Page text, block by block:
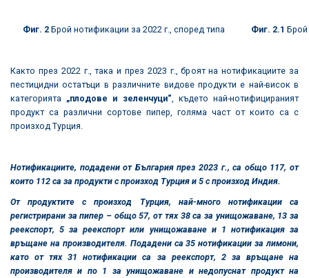
Фиг. 2 Брой нотификации за 2022 г., според типа Фиг. 2.1 Брой
Както през 2022 г., така и през 2023 г., броят на нотификациите за
пестицидни остатъци в различните видове продукти е най-висок в
категорията „плодове и зеленчуци“, където най-нотифицираният
продукт са различни сортове пипер, голяма част от които са с
произход Турция.
Нотификациите, подадени от България през 2023 г., са общо 117, от
които 112 са за продукти с произход Турция и 5 с произход Индия.
От продуктите с произход Турция, най-много нотификации са
регистрирани за пипер – общо 57, от тях 38 са за унищожаване, 13 за
реекспорт, 5 за реекспорт или унищожаване и 1 нотификация за
връщане на производителя. Подадени са 35 нотификации за лимони,
като от тях 31 нотификации са за реекспорт, 2 за връщане на
производителя и по 1 за унищожаване и недопуснат продукт на